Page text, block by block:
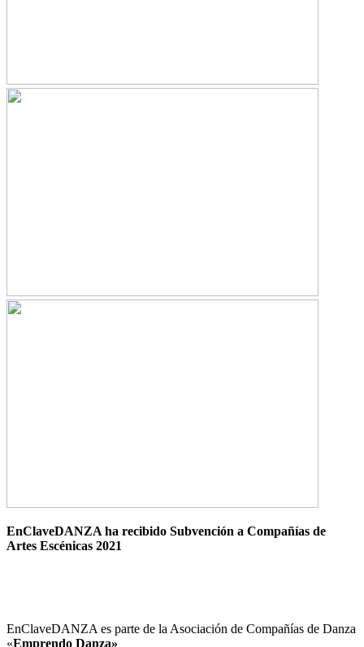
EnClaveDANZA ha recibido Subvención a Compañías de
Artes Escénicas 2021
EnClaveDANZA es parte de la Asociación de Compañías de Danza
«Emprendo Danza»